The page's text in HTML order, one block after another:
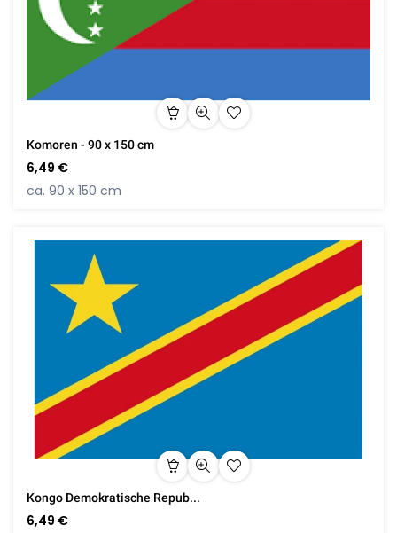
Komoren - 90 x 150 cm
6,49 €
ca. 90 x 150 cm
Kongo Demokratische Repub...
6,49 €